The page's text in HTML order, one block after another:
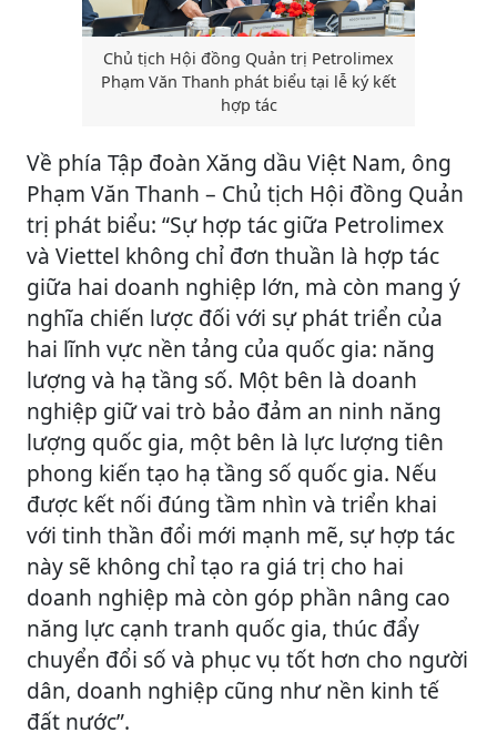
Chủ tịch Hội đồng Quản trị Petrolimex
Phạm Văn Thanh phát biểu tại lễ ký kết
hợp tác
Về phía Tập đoàn Xăng dầu Việt Nam, ông
Phạm Văn Thanh – Chủ tịch Hội đồng Quản
trị phát biểu: “Sự hợp tác giữa Petrolimex
và Viettel không chỉ đơn thuần là hợp tác
giữa hai doanh nghiệp lớn, mà còn mang ý
nghĩa chiến lược đối với sự phát triển của
hai lĩnh vực nền tảng của quốc gia: năng
lượng và hạ tầng số. Một bên là doanh
nghiệp giữ vai trò bảo đảm an ninh năng
lượng quốc gia, một bên là lực lượng tiên
phong kiến tạo hạ tầng số quốc gia. Nếu
được kết nối đúng tầm nhìn và triển khai
với tinh thần đổi mới mạnh mẽ, sự hợp tác
này sẽ không chỉ tạo ra giá trị cho hai
doanh nghiệp mà còn góp phần nâng cao
năng lực cạnh tranh quốc gia, thúc đẩy
chuyển đổi số và phục vụ tốt hơn cho người
dân, doanh nghiệp cũng như nền kinh tế
đất nước”.